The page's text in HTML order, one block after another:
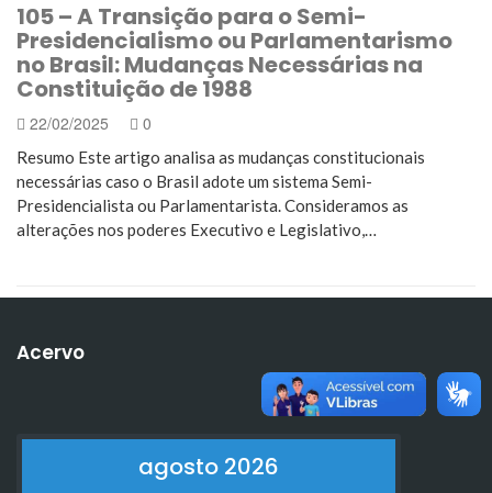
105 – A Transição para o Semi-
Presidencialismo ou Parlamentarismo
no Brasil: Mudanças Necessárias na
Constituição de 1988
22/02/2025 0
Resumo Este artigo analisa as mudanças constitucionais
necessárias caso o Brasil adote um sistema Semi-
Presidencialista ou Parlamentarista. Consideramos as
alterações nos poderes Executivo e Legislativo,…
Acervo
agosto 2026